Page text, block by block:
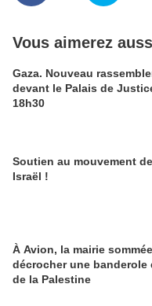
Vous aimerez
Gaza. Nouveau
devant le Palais de
18h30
Soutien au mouvement
Israël !
À Avion, la mairie
décrocher une banderole
de la Palestine